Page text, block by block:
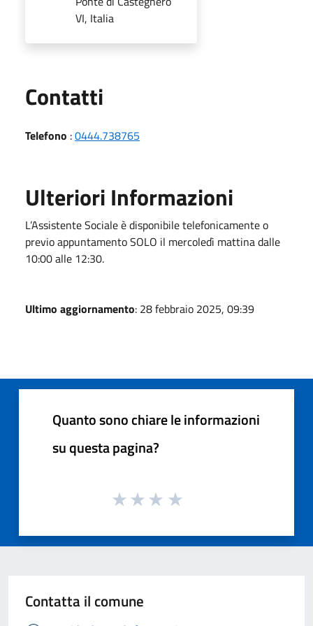
VI, Italia
Contatti
Telefono :0444.738765
Ulteriori Informazioni
L’Assistente Sociale è disponibile telefonicamente o
previo appuntamento SOLO il mercoledì mattina dalle
10:00 alle 12:30.
Ultimo aggiornamento: 28 febbraio 2025, 09:39
Quanto sono chiare le informazioni
su questa pagina?
Contatta il comune